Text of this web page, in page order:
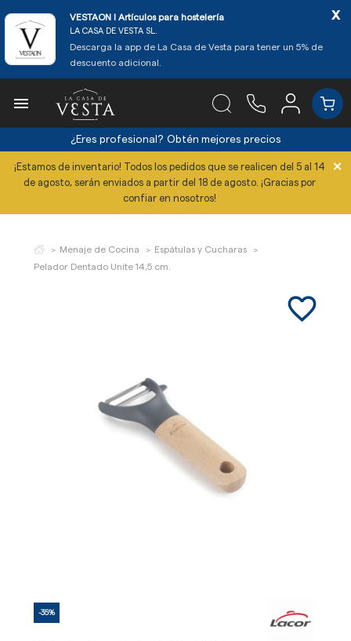
VESTAON l Artículos para hostelería
LA CASA DE VESTA SL.
Descarga la app de La Casa de Vesta para tener un 5% de
descuento adicional.
x

¿Eres profesional? Obtén mejores precios
¡Estamos de inventario! Todos los pedidos que se realicen del 5 al 14
de agosto, serán enviados a partir del 18 de agosto. ¡Gracias por
confiar en nosotros!
×
Menaje de Cocina
Espátulas y Cucharas
Pelador Dentado Unite 14,5 cm.
favorite_border
-35%